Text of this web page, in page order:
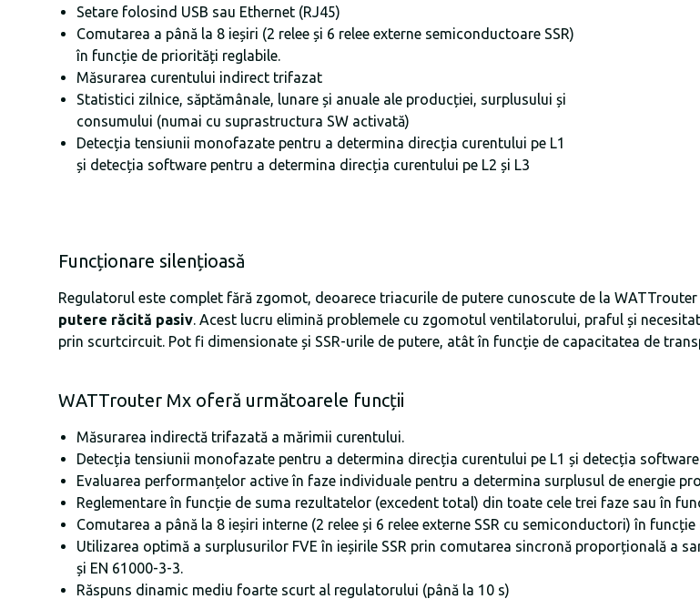
Setare folosind USB sau Ethernet (RJ45)
Comutarea a până la 8 ieșiri (2 relee și 6 relee externe semiconductoare SSR)
în funcție de priorități reglabile.
Măsurarea curentului indirect trifazat
Statistici zilnice, săptămânale, lunare și anuale ale producției, surplusului și
consumului (numai cu suprastructura SW activată)
Detecția tensiunii monofazate pentru a determina direcția curentului pe L1
și detecția software pentru a determina direcția curentului pe L2 și L3
Funcționare silențioasă
Regulatorul este complet fără zgomot, deoarece triacurile de putere cunoscute de la
putere răcită pasiv . Acest lucru elimină problemele cu zgomotul ventilatorului, praful și
prin scurtcircuit. Pot fi dimensionate și SSR-urile de putere, atât în ​​funcție de capacitatea de
WATTrouter Mx oferă următoarele funcții
Măsurarea indirectă trifazată a mărimii curentului.
Detecția tensiunii monofazate pentru a determina direcția curentului pe L1 și detecția
Evaluarea performanțelor active în faze individuale pentru a determina surplusul de energie
Reglementare în funcție de suma rezultatelor (excedent total) din toate cele trei faze sau în
Comutarea a până la 8 ieșiri interne (2 relee și 6 relee externe SSR cu semiconductori) în
Utilizarea optimă a surplusurilor FVE în ieșirile SSR prin comutarea sincronă proporțională a
și EN 61000-3-3.
Răspuns dinamic mediu foarte scurt al regulatorului (până la 10 s)